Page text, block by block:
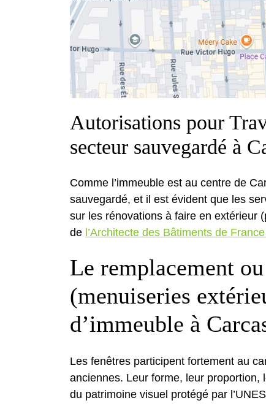
Autorisations pour
secteur sauvegardé à
Comme l’immeuble est au centre de
sauvegardé, et il est évident que les
sur les rénovations à faire en extérieur
de l’Architecte des Bâtiments de
Le remplacement
(menuiseries
d’immeuble à
Les fenêtres participent fortement au
anciennes. Leur forme, leur
du patrimoine visuel protégé par